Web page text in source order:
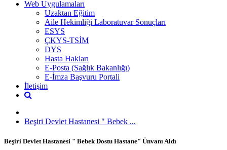
Web Uygulamaları
Uzaktan Eğitim
Aile Hekimliği Laboratuvar Sonuçları
ESYS
ÇKYS-TSİM
DYS
Hasta Hakları
E-Posta (Sağlık Bakanlığı)
E-İmza Başvuru Portali
İletişim
Beşiri Devlet Hastanesi " Bebek ...
Beşiri Devlet Hastanesi " Bebek Dostu Hastane" Ünvanı Aldı